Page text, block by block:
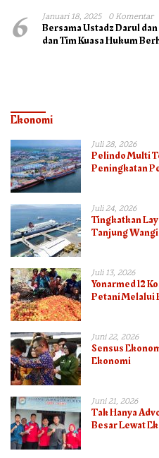
6 Januari 18, 2025 0 Komentar
Bersama Ustadz Darul
dan Tim Kuasa Hukum
Ekonomi
Juli 28, 2026
Pelindo Multi
Peningkatan
Juli 24, 2026
Tingkatkan
Tanjung
Juli 13, 2026
Yonarmed 12
Petani Melalui
Juni 22, 2026
Sensus
Ekonomi
Juni 21, 2026
Tak Hanya
Besar Lewat